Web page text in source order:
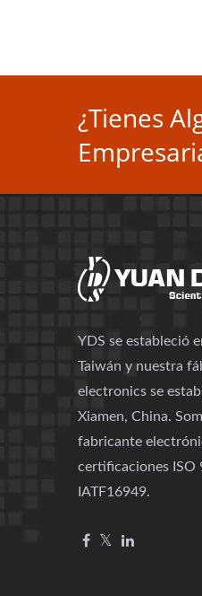
¿Tienes
YDS se estableció
Taiwán y nuestra
electronics se
Xiamen, China.
fabricante
certificaciones ISO
IATF16949.